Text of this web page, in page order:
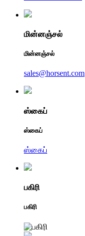
மின்னஞ்சல்
மின்னஞ்சல்
sales@horsent.com
ஸ்கைப்
ஸ்கைப்
ஸ்கைப்
பகிரி
பகிரி